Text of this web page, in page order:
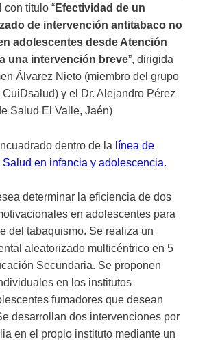
con título “Efectividad de un
de intervención antitabaco no
adolescentes desde Atención
una intervención breve”, dirigida
Álvarez Nieto (miembro del grupo
y el Dr. Alejandro Pérez
Salud El Valle, Jaén)
dentro de la línea de
en infancia y adolescencia.
determinar la eficiencia de dos
en adolescentes para
del tabaquismo. Se realiza un
aleatorizado multicéntrico en 5
Secundaria. Se proponen
en los institutos
fumadores que desean
desarrollan dos intervenciones por
en el propio instituto mediante un